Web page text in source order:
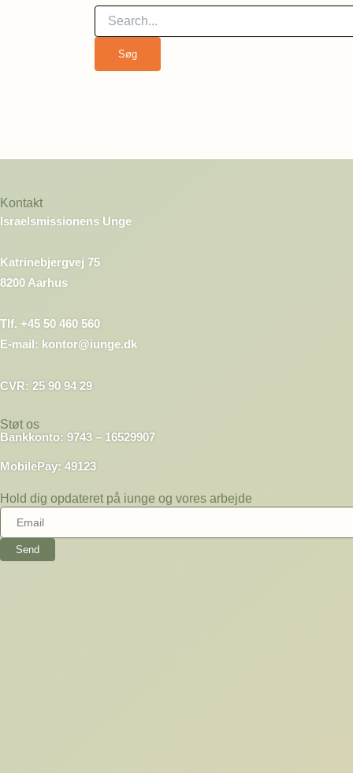
Kontakt
Israelsmissionens Unge
Katrinebjergvej 75
8200 Aarhus
Tlf. +45 50 460 560
E-mail: kontor@iunge.dk
CVR: 25 90 94 29
Støt os
Bankkonto: 9743 – 16529907
MobilePay: 49123
Hold dig opdateret på iunge og vores arbejde
Send